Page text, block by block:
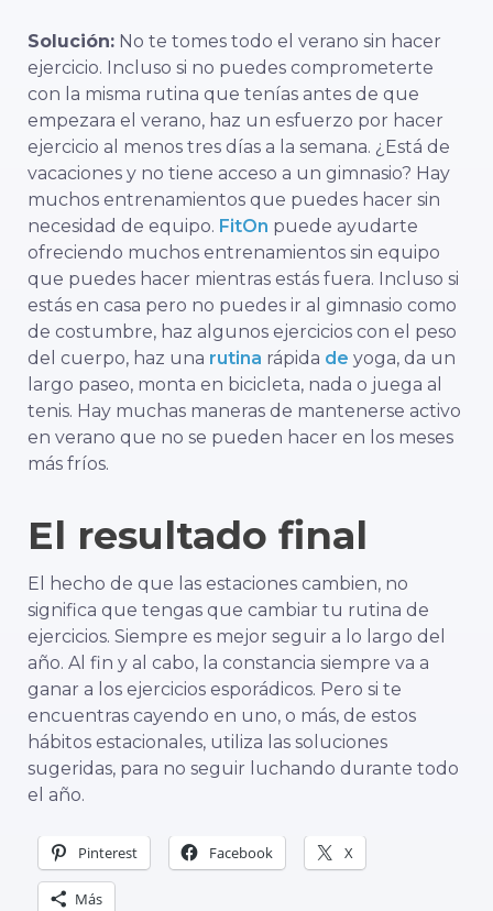
Solución: No te tomes todo el verano sin hacer
ejercicio. Incluso si no puedes comprometerte
con la misma rutina que tenías antes de que
empezara el verano, haz un esfuerzo por hacer
ejercicio al menos tres días a la semana. ¿Está de
vacaciones y no tiene acceso a un gimnasio? Hay
muchos entrenamientos que puedes hacer sin
necesidad de equipo. FitOn puede ayudarte
ofreciendo muchos entrenamientos sin equipo
que puedes hacer mientras estás fuera. Incluso si
estás en casa pero no puedes ir al gimnasio como
de costumbre, haz algunos ejercicios con el peso
del cuerpo, haz una rutina rápida de yoga, da un
largo paseo, monta en bicicleta, nada o juega al
tenis. Hay muchas maneras de mantenerse activo
en verano que no se pueden hacer en los meses
más fríos.
El resultado final
El hecho de que las estaciones cambien, no
significa que tengas que cambiar tu rutina de
ejercicios. Siempre es mejor seguir a lo largo del
año. Al fin y al cabo, la constancia siempre va a
ganar a los ejercicios esporádicos. Pero si te
encuentras cayendo en uno, o más, de estos
hábitos estacionales, utiliza las soluciones
sugeridas, para no seguir luchando durante todo
el año.
Pinterest Facebook X
Más